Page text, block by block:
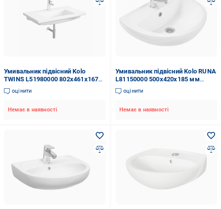
Умивальник підвісний Kolo
TWINS L51980000 802x461x167
мм Білий (82399)
оцінити
Немає в наявності
Умивальник підвісний Kolo RUNA
L81150000 500x420x185 мм
Білий (68289)
оцінити
Немає в наявності